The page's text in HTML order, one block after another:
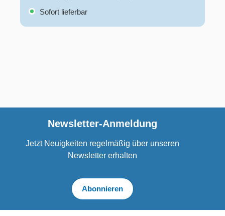
Sofort lieferbar
Newsletter-Anmeldung
Jetzt Neuigkeiten regelmäßig über unseren
Newsletter erhalten
Abonnieren